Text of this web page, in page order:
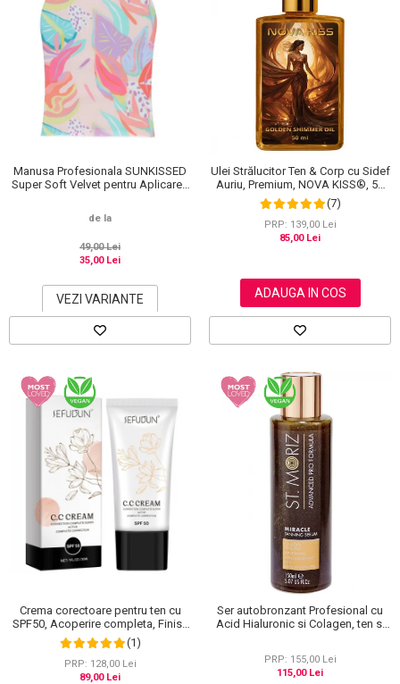
Manusa Profesionala SUNKISSED
Super Soft Velvet pentru Aplicarea
de la
49,00 Lei
35,00 Lei
VEZI VARIANTE
Ulei Strălucitor Ten & Corp cu Sidef
Auriu, Premium, NOVA KISS®, 50
ml
(7)
PRP: 139,00 Lei
85,00 Lei
ADAUGA IN COS
Crema corectoare pentru ten cu
SPF50, Acoperire completa, Finish
mat, Rezistenta, Anti Roseata, CC
Cream Sefudun, 30 ml
(1)
PRP: 128,00 Lei
89,00 Lei
Ser autobronzant Profesional cu
Acid Hialuronic si Colagen, ten si
PRP: 155,00 Lei
115,00 Lei